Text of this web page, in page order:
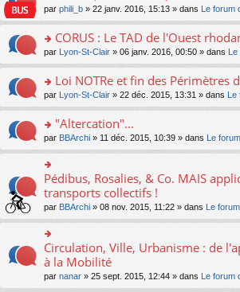
e
nt
le
pl
u
s
e
nt
n
lu
le
pl
u
ré
c
e
nt
e
a
g
e
n
n
le
pl
u
s
ré
c
e
nt
er
le
m
e
a
g
e
n
n
le
pl
u
s
c
nt
o
n
ult
er
le
m
e
a
g
e
n
o
n
lu
le
pl
u
s
ré
e
par phili_b » 22 janv. 2016, 15:13 » dans Le
o
n
ult
er
le
m
e
s
g
e
n
o
n
lu
le
pl
u
CORUS : Le TAD de l'Ouest
par Lyon-St-Clair » 06 janv. 2016, 00:50 » dans
o
n
ult
er
le
m
e
s
a
e
n
o
n
Loi NOTRe et fin des Périmètres
par Lyon-St-Clair » 22 déc. 2015, 13:31 » dans
o
n
s
ult
er
le
m
e
s
s
a
g
e
"Altercation"...
par BBArchi » 11 déc. 2015, 10:39 » dans Le
o
n
ult
er
le
m
e
s
Pédibus, Rosalies, & Co. MAIS
transports collectifs !
par BBArchi » 08 nov. 2015, 11:22 » dans Le
o
n
ult
Circulation, Ville, Urbanisme : de
à la Mobilité
par nanar » 25 sept. 2015, 12:44 » dans Le